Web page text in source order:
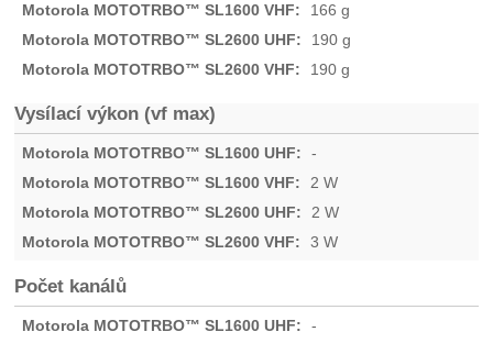
166 g
190 g
190 g
Vysílací výkon (vf max)
-
2 W
2 W
3 W
Počet kanálů
-